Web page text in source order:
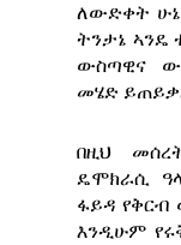
ለውድቀት
ትንታኔ ኣንዴ
ውስጣዊና
መሄድ
በዚህ
ዴሞክራሲ
ፋይዳ
እንዲሁም